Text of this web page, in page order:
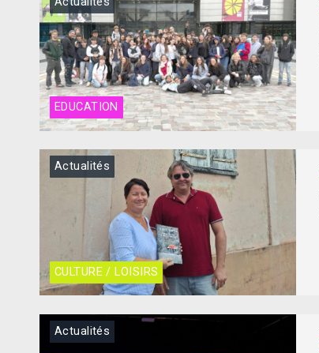
EDUCATION
CULTURE / LOISIRS
Actualités
Actualités